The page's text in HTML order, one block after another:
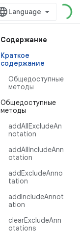
Содержание
Краткое
содержание
Общедоступные
методы
Общедоступные
методы
addAllExcludeAn
notation
addAllIncludeAnn
otation
addExcludeAnno
tation
addIncludeAnnot
ation
clearExcludeAnn
otations